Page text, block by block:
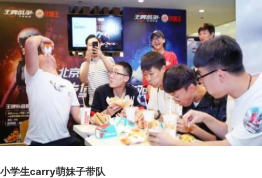
小学生carry萌妹子带队